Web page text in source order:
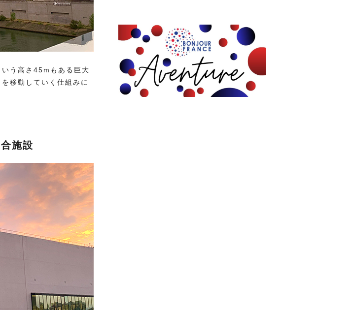
う高さ45mもある巨大
移動していく仕組みに
施設